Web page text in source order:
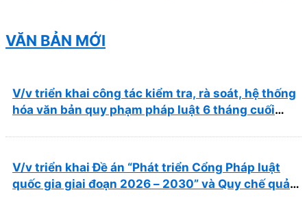
VĂN BẢN MỚI
V/v triển khai công tác kiểm tra, rà soát, hệ thống
hóa văn bản quy phạm pháp luật 6 tháng cuối
V/v triển khai Đề án “Phát triển Cổng Pháp luật
quốc gia giai đoạn 2026 – 2030” và Quy chế quản